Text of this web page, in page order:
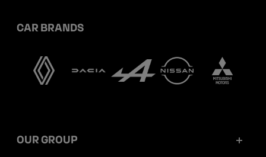
CAR BRANDS
OUR GROUP